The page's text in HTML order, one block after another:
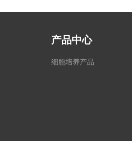
产品中心
细胞培养产品